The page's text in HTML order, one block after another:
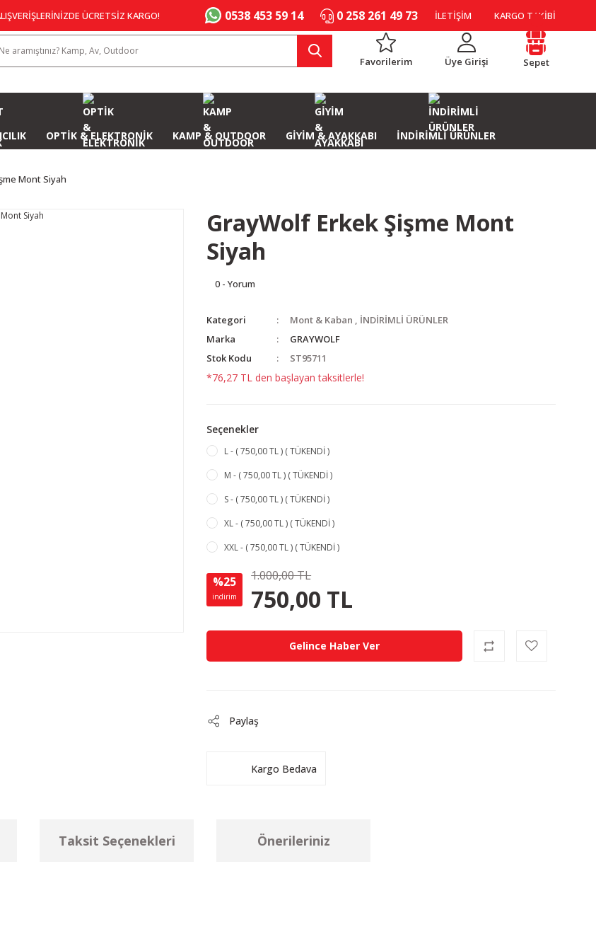
ÜCRETSİZ KARGO! 0538 453 59 14 0 258 261 49 73 İLETİŞİM KARGO TAKİBİ
Favorilerim Üye Girişi Sepet
OPTİK & ELEKTRONİK KAMP & OUTDOOR GİYİM & AYAKKABI İNDİRİMLİ ÜRÜNLER
Mont Siyah
GrayWolf Erkek Şişme Mont
Siyah
0 - Yorum
Kategori Mont & Kaban , İNDİRİMLİ ÜRÜNLER
Marka
GRAYWOLF
Stok Kodu
ST95711
*76,27 TL den başlayan taksitlerle!
Seçenekler
L - ( 750,00 TL ) ( TÜKENDİ )
M - ( 750,00 TL ) ( TÜKENDİ )
S - ( 750,00 TL ) ( TÜKENDİ )
XL - ( 750,00 TL ) ( TÜKENDİ )
XXL - ( 750,00 TL ) ( TÜKENDİ )
%25
indirim
1.000,00 TL
750,00 TL
Gelince Haber Ver
Paylaş
Kargo Bedava
Taksit Seçenekleri Önerileriniz